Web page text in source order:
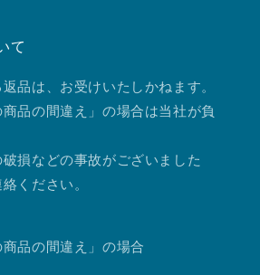
て
品は、お受けいたしかねます。
商品の間違え」の場合は当社が負
損などの事故がございました
ください。
商品の間違え」の場合